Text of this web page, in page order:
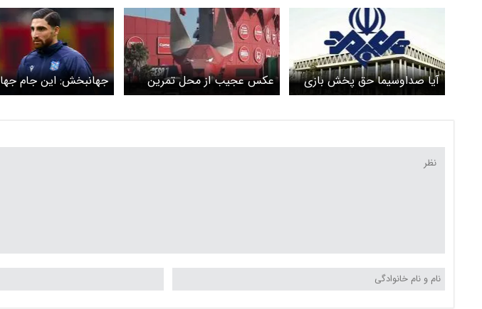
آیا صداوسیما حق پخش بازی
های جام جهانی را خریداری
ممنوع است؟
عکس عجیب از محل تمرین
تیم ملی ایران
جهانبخش: این جام
تجربه متفاوتی است